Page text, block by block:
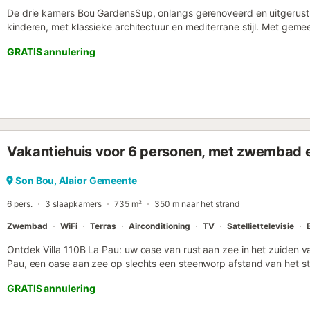
De drie kamers Bou GardensSup, onlangs gerenoveerd en
kinderen, met klassieke architectuur en mediterrane stijl. Met
paar meter van de winkelgebieden en het Son Bou-strand. Alle
georiënteerd en kunnen op de begane grond of op de eerste
woonkamer, eetkamer en keuken delen dezelfde volledig
uit 2 of 3 slaapkamers: De eerste slaapkamer is een
heeft. Naast de slaapkamers beschikken de appartementen over
en een bagageruimte. Het aanvullende aanbod is zeer gevarieerd
strand b...
GRATIS annulering
Vakantiehuis voor 6 personen, met zwembad
Son Bou, Alaior Gemeente
6 pers. 3 slaapkamers 735 m² 350 m naar het strand
Zwembad WiFi Terras Airconditioning TV Satelliettelevisie
Ontdek Villa 110B La Pau: uw oase van rust aan zee in het zuiden
Pau, een oase aan zee op slechts een steenworp afstand van het
panoramisch terras en een adembenemend uitzicht op zee - de
genieten van de Middellandse Zee. Belangrijkste kenmerken van
GRATIS annulering